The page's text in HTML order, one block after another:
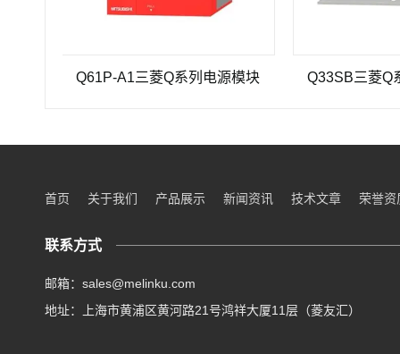
Q61P-A1三菱Q系列电源模块 Q33SB三菱Q系列
首页 关于我们 产品展示 新闻资讯 技术文章 荣誉资
联系方式
邮箱：sales@melinku.com
地址：上海市黄浦区黄河路21号鸿祥大厦11层（菱友汇）